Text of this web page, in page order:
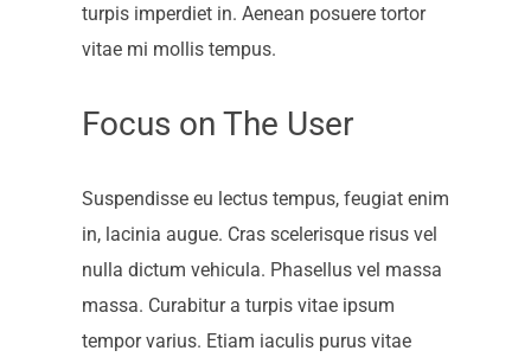
turpis imperdiet in. Aenean posuere tortor
vitae mi mollis tempus.
Focus on The User
Suspendisse eu lectus tempus, feugiat enim
in, lacinia augue. Cras scelerisque risus vel
nulla dictum vehicula. Phasellus vel massa
massa. Curabitur a turpis vitae ipsum
tempor varius. Etiam iaculis purus vitae